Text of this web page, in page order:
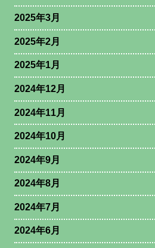
2025年3月
2025年2月
2025年1月
2024年12月
2024年11月
2024年10月
2024年9月
2024年8月
2024年7月
2024年6月